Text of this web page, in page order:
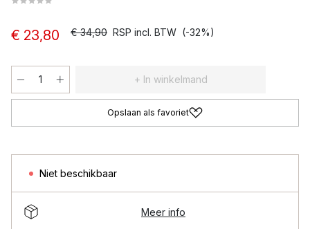
€ 23,80 € 34,90 RSP incl. BTW (-32%)
+ In winkelmand
Opslaan als favoriet
Niet beschikbaar
Meer info